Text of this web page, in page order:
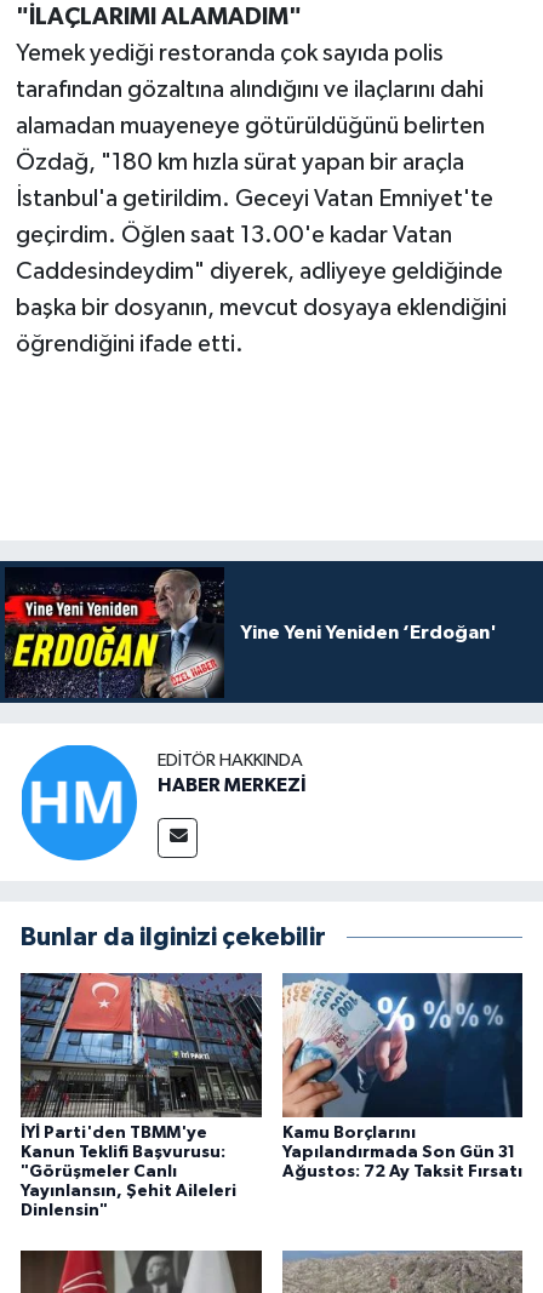
"İLAÇLARIMI ALAMADIM"
Yemek yediği restoranda çok sayıda polis
tarafından gözaltına alındığını ve ilaçlarını dahi
alamadan muayeneye götürüldüğünü belirten
Özdağ, "180 km hızla sürat yapan bir araçla
İstanbul'a getirildim. Geceyi Vatan Emniyet'te
geçirdim. Öğlen saat 13.00'e kadar Vatan
Caddesindeydim" diyerek, adliyeye geldiğinde
başka bir dosyanın, mevcut dosyaya eklendiğini
öğrendiğini ifade etti.
Yine Yeni Yeniden ‘Erdoğan'
EDITÖR HAKKINDA
HABER MERKEZİ
Bunlar da ilginizi çekebilir
İYİ Parti'den TBMM'ye
Kanun Teklifi Başvurusu:
"Görüşmeler Canlı
Yayınlansın, Şehit Aileleri
Dinlensin"
Kamu Borçlarını
Yapılandırmada Son Gün 31
Ağustos: 72 Ay Taksit Fırsatı